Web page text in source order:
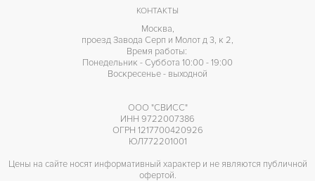
КОНТАКТЫ
Москва,
проезд Завода Серп и Молот д 3, к 2,
Время работы:
Понедельник - Суббота 10:00 - 19:00
Воскресенье - выходной
ООО "СВИСС"
ИНН 9722007386
ОГРН 1217700420926
ЮЛ772201001
Цены на сайте носят информативный характер и не являются публичной
офертой.